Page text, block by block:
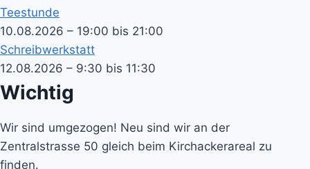
Teestunde
10.08.2026 – 19:00 bis 21:00
Schreibwerkstatt
12.08.2026 – 9:30 bis 11:30
Wichtig
Wir sind umgezogen! Neu sind wir an der
Zentralstrasse 50 gleich beim Kirchackerareal zu
finden.